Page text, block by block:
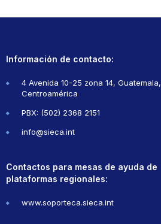
Información de contacto:
4 Avenida 10-25 zona 14, Guatemala,
Centroamérica
PBX: (502) 2368 2151
info@sieca.int
Contactos para mesas de ayuda de
plataformas regionales:
www.soporteca.sieca.int